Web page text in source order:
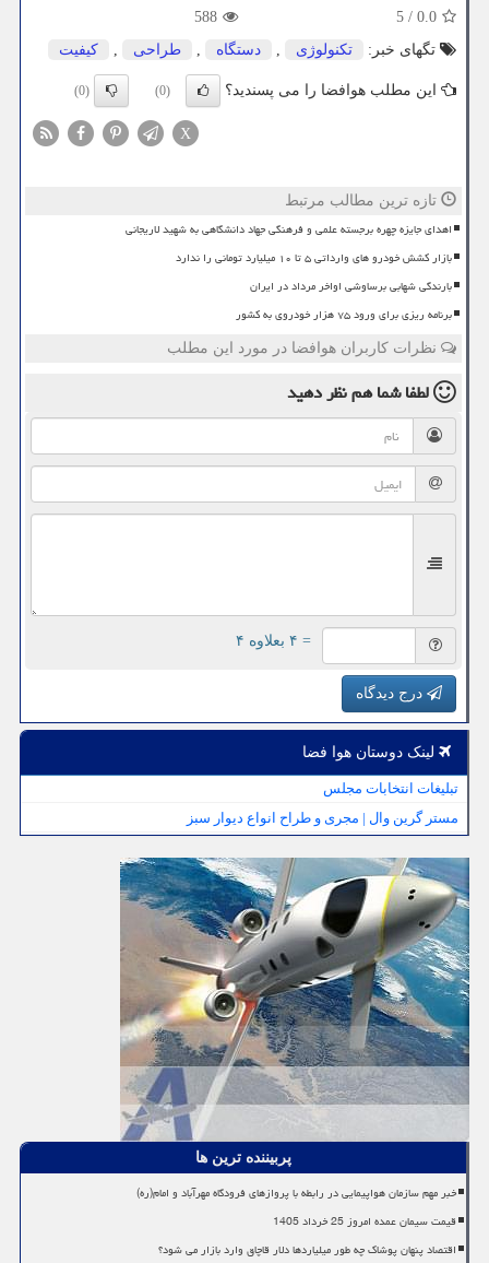
0.0
/
5
588
تگهای خبر:
تكنولوژی , دستگاه , طراحی , كیفیت
این مطلب هوافضا را می پسندید؟ (0)
(0)
X
تازه ترین مطالب مرتبط
اهدای جایزه چهره برجسته علمی و فرهنگی جهاد دانشگاهی به شهید لاریجانی
بازار کشش خودرو های وارداتی ۵ تا ۱۰ میلیارد تومانی را ندارد
بارندگی شهابی برساوشی اواخر مرداد در ایران
برنامه ریزی برای ورود ۷۵ هزار خودروی به کشور
نظرات کاربران هوافضا در مورد این مطلب
لطفا شما همنظر دهید
= ۴ بعلاوه ۴
درج دیدگاه
لینک دوستان هوا فضا
تبلیغات انتخابات مجلس
مستر گرین وال | مجری و طراح انواع دیوار سبز
پربیننده ترین ها
خبر مهم سازمان هواپیمایی در رابطه با پروازهای فرودگاه مهرآباد و امام(ره)
قیمت سیمان عمده امروز 25 خرداد 1405
اقتصاد پنهان پوشاک چه طور میلیاردها دلار قاچاق وارد بازار می شود؟